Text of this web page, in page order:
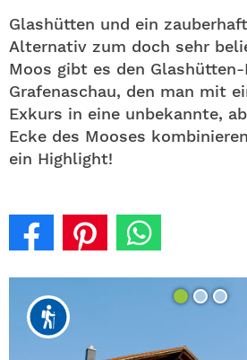
Glashütten und ein
Alternativ zum doch sehr
Moos gibt es den
Grafenaschau, den man mit
Exkurs in eine unbekannte,
Ecke des Mooses
ein Highlight!